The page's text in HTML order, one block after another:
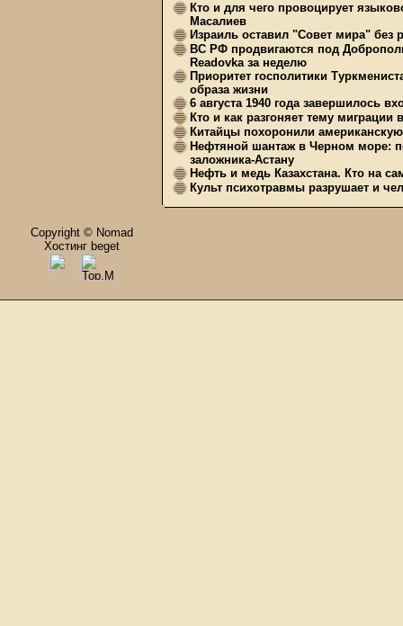
Кто и для чего провоцирует
Масалиев
Израиль оставил "Совет мира" без
ВС РФ продвигаются под
Readovka за неделю
Приоритет госполитики
образа жизни
6 августа 1940 года завершилось
Кто и как разгоняет тему миграции
Китайцы похоронили
Нефтяной шантаж в Черном море:
заложника-Астану
Нефть и медь Казахстана. Кто на
Культ психотравмы разрушает и
Copyright © Nomad
Хостинг beget